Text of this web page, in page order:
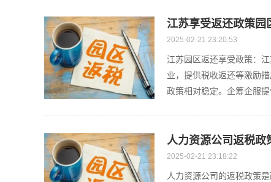
江苏享受返还政策园
2025-02-21 23:20:53
江苏园区返还享受政策：
业，提供税收返还等激励
政策相对稳定。企筹企服
人力资源公司返税政
2025-02-21 23:18:22
人力资源公司的返税政策